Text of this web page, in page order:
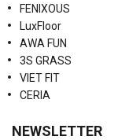
FENIXOUS
LuxFloor
AWA FUN
3S GRASS
VIET FIT
CERIA
NEWSLETTER